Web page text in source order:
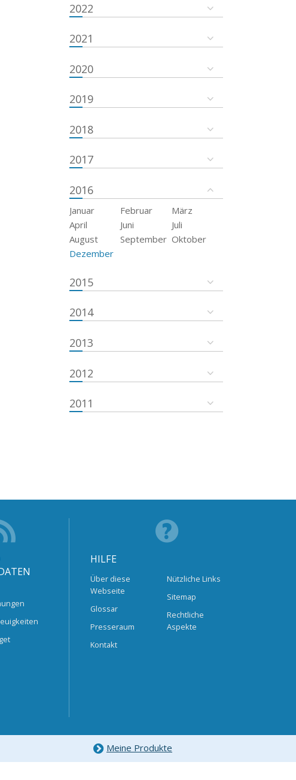
2022
2021
2020
2019
2018
2017
2016
Januar Februar
März
April
Juni
Juli
August
September Oktober
Dezember
2015
2014
2013
2012
2011
HILFE
Über diese
Webseite
Glossar
Presseraum
Kontakt
Nützliche Links
Sitemap
Rechtliche
Aspekte
Meine Produkte